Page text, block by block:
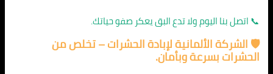
📞 اتصل بنا اليوم ولا تدع البق يعكر صفو حياتك.
🛡️ الشركة الألمانية لإبادة الحشرات – تخلص من
الحشرات بسرعة وبأمان.